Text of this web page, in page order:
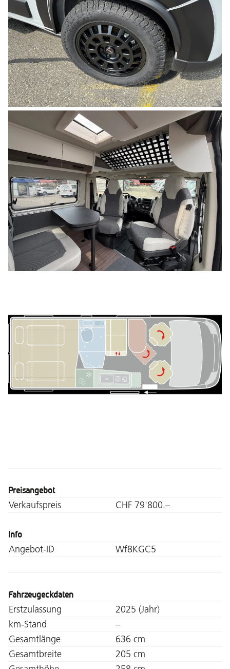
Preisangebot
Verkaufspreis CHF 79'800.–
Info
Angebot-ID Wf8KGC5
Fahrzeugeckdaten
Erstzulassung
2025 (Jahr)
km-Stand
–
Gesamtlänge
636 cm
Gesamtbreite
205 cm